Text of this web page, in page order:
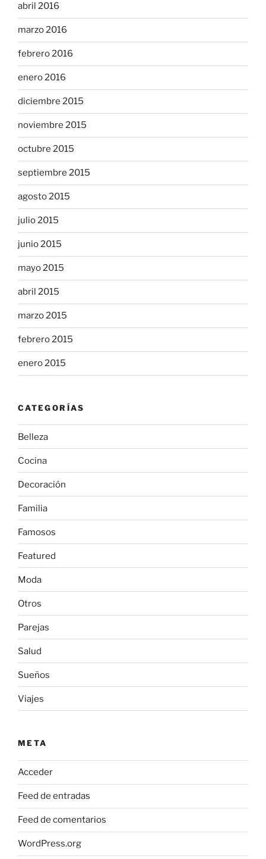
abril 2016
marzo 2016
febrero 2016
enero 2016
diciembre 2015
noviembre 2015
octubre 2015
septiembre 2015
agosto 2015
julio 2015
junio 2015
mayo 2015
abril 2015
marzo 2015
febrero 2015
enero 2015
CATEGORÍAS
Belleza
Cocina
Decoración
Familia
Famosos
Featured
Moda
Otros
Parejas
Salud
Sueños
Viajes
META
Acceder
Feed de entradas
Feed de comentarios
WordPress.org